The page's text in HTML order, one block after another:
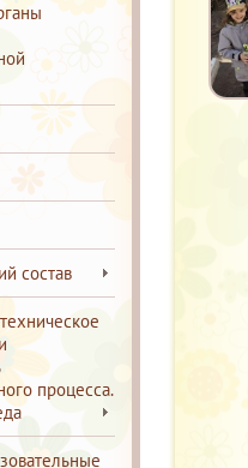
состав
процесса.